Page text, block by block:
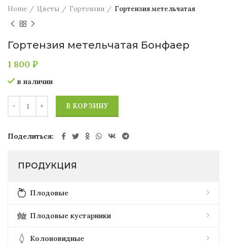
Home Цветы Гортензии Гортензия метельчатая
Гортензия метельчатая Бонфаер
1 800 ₽
в наличии
В КОРЗИНУ
Поделиться
ПРОДУКЦИЯ
Плодовые
Плодовые кустарники
Колоновидные